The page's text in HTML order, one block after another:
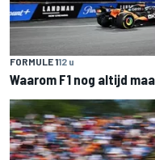
FORMULE 112 u
Waarom F1 nog altijd